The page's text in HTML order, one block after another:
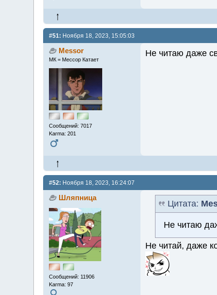
#51: Ноября 18, 2023, 15:05:03
Messor
МК = Мессор Катает
Сообщений: 7017
Karma: 201
Не читаю даже
#52: Ноября 18, 2023, 16:24:07
Шляпница
Сообщений: 11906
Karma: 97
Цитата:
Не читаю
Не читай, даже